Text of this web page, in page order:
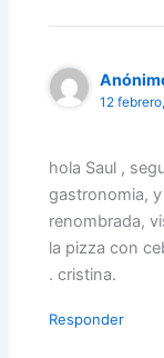
12
hola Saul ,
gastronomia,
renombrada,
la pizza con
. cristina.
Responder